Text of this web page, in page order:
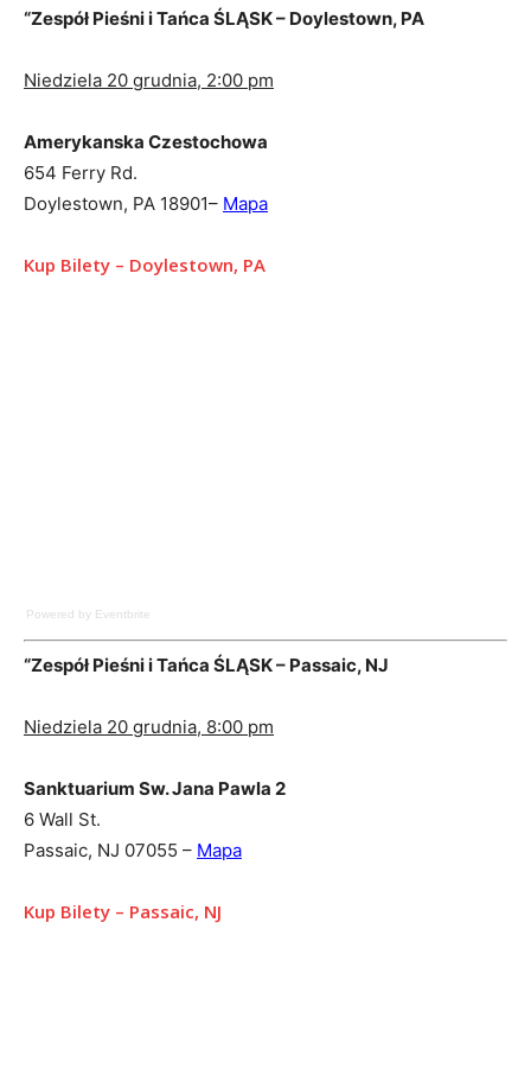
“Zespół Pieśni i Tańca ŚLĄSK – Doylestown, PA
Niedziela 20 grudnia, 2:00 pm
Amerykanska Czestochowa
654 Ferry Rd.
Doylestown, PA 18901– Mapa
Kup Bilety – Doylestown, PA
Powered by Eventbrite
“Zespół Pieśni i Tańca ŚLĄSK – Passaic, NJ
Niedziela 20 grudnia, 8:00 pm
Sanktuarium Sw. Jana Pawla 2
6 Wall St.
Passaic, NJ 07055 – Mapa
Kup Bilety – Passaic, NJ